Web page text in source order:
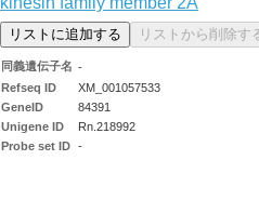
同義遺伝子名 -
Refseq ID
XM_001057533
GeneID
84391
Unigene ID
Rn.218992
Probe set ID -